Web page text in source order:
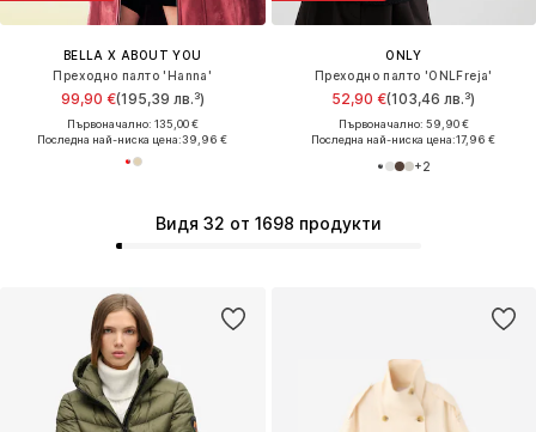
BELLA X ABOUT YOU
Преходно палто 'Hanna'
99,90 €(195,39 лв.³)
Първоначално: 135,00 €
Последна най-ниска цена:39,96 €
ONLY
Преходно палто 'ONLFreja'
52,90 €(103,46 лв.³)
Първоначално: 59,90 €
Последна най-ниска цена:17,96 €
+2
Видя 32 от 1698 продукти